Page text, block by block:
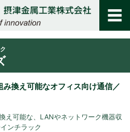
換え可能なオフィス向け通信／
え可能な、LANやネットワーク機器収
ンチラック